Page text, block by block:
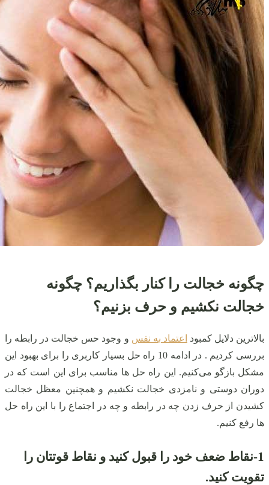
چگونه خجالت را کنار بگذاریم؟ چگونه
خجالت نکشیم و حرف بزنیم؟
بالاترین دلایل کمبود اعتماد به نفس و وجود حس خجالت در رابطه را
بررسی کردیم . در ادامه 10 راه حل بسیار کاربری را برای بهبود این
مشکل بازگو می‌کنیم. این راه حل ها مناسب برای این است که در
دوران دوستی و نامزدی خجالت نکشیم و همچنین معظل خجالت
کشیدن از حرف زدن چه در رابطه و چه در اجتماع را با این راه حل
ها رفع کنیم.
1- نقاط ضعف خود را قبول کنید و نقاط قوتتان را
تقویت کنید.